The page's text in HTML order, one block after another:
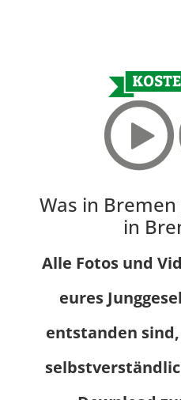
Was in
in
Alle Fotos und
eures
entstanden